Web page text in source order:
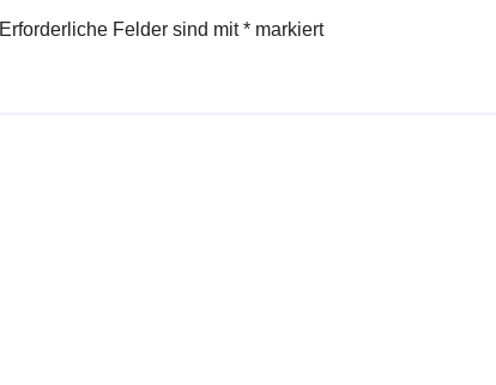
Erforderliche Felder sind mit* markiert